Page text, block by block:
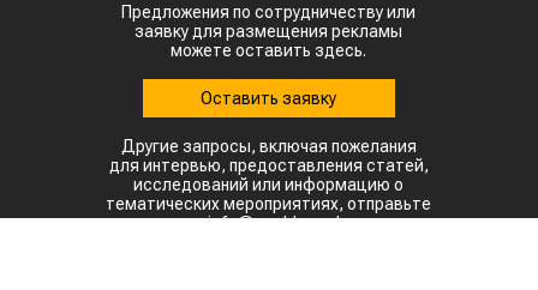
Предложения по сотрудничеству или
заявку для размещения рекламы
можете оставить здесь.
Оставить заявку
Другие запросы, включая пожелания
для интервью, предоставления статей,
исследований или информацию о
тематических мероприятиях, отправьте
на: info@world-nan.kz